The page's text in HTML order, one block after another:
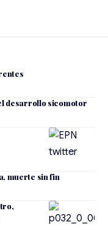
desarrollo sicomotor
muerte sin fin